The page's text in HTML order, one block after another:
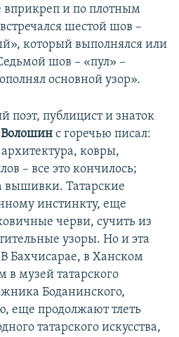
и по плотным
шестой шов –
который выполнялся или
шов – «пул» –
основной узор».
поэт, публицист и знаток
с горечью писал:
архитектура, ковры,
– все это кончилось;
вышивки. Татарские
инстинкту, еще
черви, сучить из
узоры. Но и эта
В Бахчисарае, в Ханском
музей татарского
Боданинского,
еще продолжают тлеть
татарского искусства,